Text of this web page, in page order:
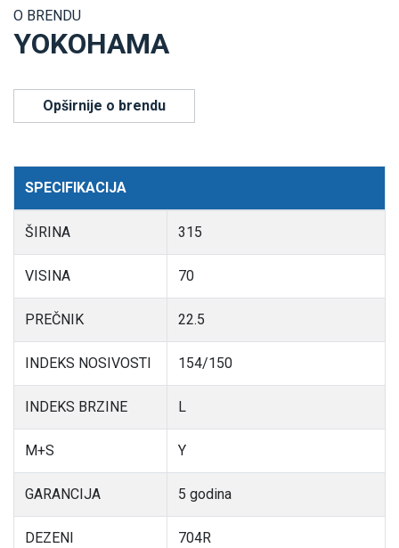
O BRENDU
YOKOHAMA
Opširnije o brendu
SPECIFIKACIJA
ŠIRINA 315
VISINA 70
PREČNIK 22.5
INDEKS NOSIVOSTI 154/150
INDEKS BRZINE L
M+S Y
GARANCIJA 5 godina
DEZENI 704R